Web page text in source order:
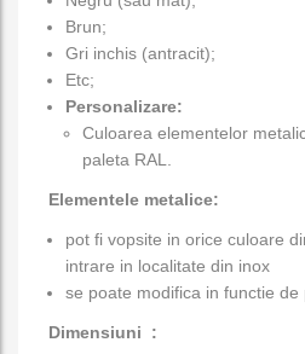
Brun;
Gri inchis (antracit);
Etc;
Personalizare:
Culoarea elementelor
paleta RAL.
Elementele metalice:
pot fi vopsite in orice culoare
intrare in localitate din inox
se poate modifica in functie de
Dimensiuni :